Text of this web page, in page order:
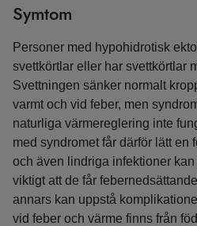
Symtom
Personer med hypohidrotisk
svettkörtlar eller har svettkörtlar
Svettningen sänker normalt
varmt och vid feber, men
naturliga värmereglering inte
med syndromet får därför lätt en
och även lindriga infektioner
viktigt att de får
annars kan uppstå
vid feber och värme finns från